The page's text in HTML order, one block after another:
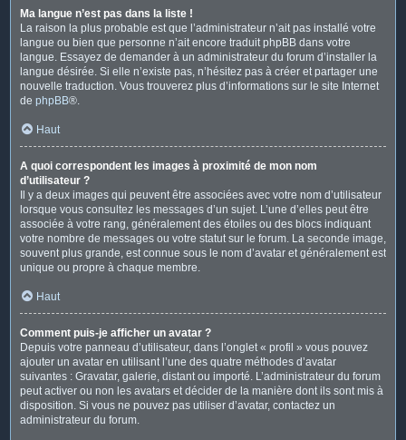
Ma langue n’est pas dans la liste !
La raison la plus probable est que l’administrateur n’ait pas installé votre
langue ou bien que personne n’ait encore traduit phpBB dans votre
langue. Essayez de demander à un administrateur du forum d’installer la
langue désirée. Si elle n’existe pas, n’hésitez pas à créer et partager une
nouvelle traduction. Vous trouverez plus d’informations sur le site Internet
de phpBB®.
Haut
A quoi correspondent les images à proximité de mon nom
d’utilisateur ?
Il y a deux images qui peuvent être associées avec votre nom d’utilisateur
lorsque vous consultez les messages d’un sujet. L’une d’elles peut être
associée à votre rang, généralement des étoiles ou des blocs indiquant
votre nombre de messages ou votre statut sur le forum. La seconde image,
souvent plus grande, est connue sous le nom d’avatar et généralement est
unique ou propre à chaque membre.
Haut
Comment puis-je afficher un avatar ?
Depuis votre panneau d’utilisateur, dans l’onglet « profil » vous pouvez
ajouter un avatar en utilisant l’une des quatre méthodes d’avatar
suivantes : Gravatar, galerie, distant ou importé. L’administrateur du forum
peut activer ou non les avatars et décider de la manière dont ils sont mis à
disposition. Si vous ne pouvez pas utiliser d’avatar, contactez un
administrateur du forum.